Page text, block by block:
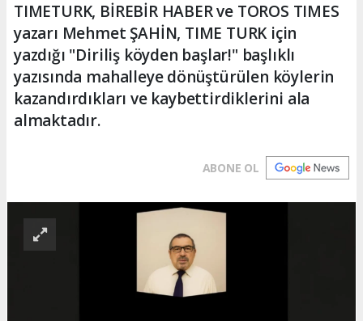
TIMETURK, BİREBİR HABER ve TOROS TIMES
yazarı Mehmet ŞAHİN, TIME TURK için
yazdığı "Diriliş köyden başlar!" başlıklı
yazısında mahalleye dönüştürülen köylerin
kazandırdıkları ve kaybettirdiklerini ala
almaktadır.
ABONE OL